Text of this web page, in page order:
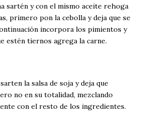
sartén y con el mismo aceite rehoga
primero pon la cebolla y deja que se
incorpora los pimientos y
estén tiernos agrega la carne.
la salsa de soja y deja que
no en su totalidad, mezclando
con el resto de los ingredientes.